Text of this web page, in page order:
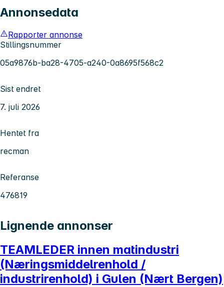
Annonsedata
Rapporter annonse
Stillingsnummer
05a9876b-ba28-4705-a240-0a8695f568c2
Sist endret
7. juli 2026
Hentet fra
recman
Referanse
476819
Lignende annonser
TEAMLEDER innen matindustri
(Næringsmiddelrenhold /
industrirenhold) i Gulen (Nært Bergen)